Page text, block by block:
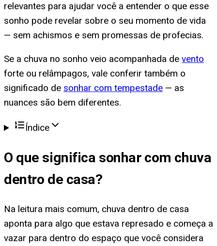
relevantes para ajudar você a entender o que esse
sonho pode revelar sobre o seu momento de vida
— sem achismos e sem promessas de profecias.
Se a chuva no sonho veio acompanhada de vento
forte ou relâmpagos, vale conferir também o
significado de sonhar com tempestade — as
nuances são bem diferentes.
Índice
O que significa sonhar com chuva
dentro de casa?
Na leitura mais comum, chuva dentro de casa
aponta para algo que estava represado e começa a
vazar para dentro do espaço que você considera